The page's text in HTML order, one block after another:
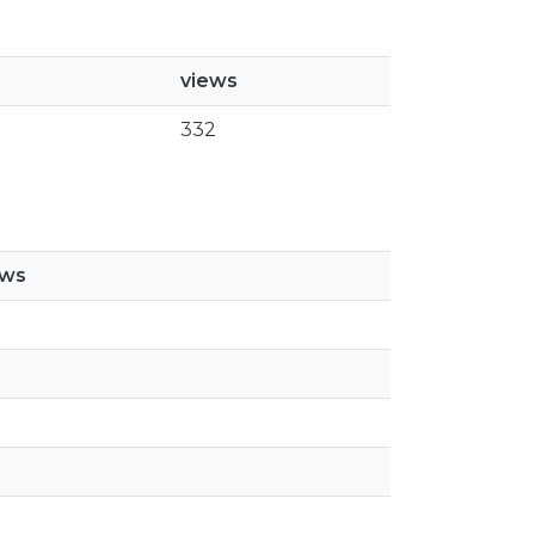
views
332